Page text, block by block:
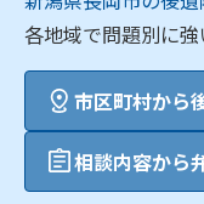
各地域で問題別に
市区町村から
相談内容から